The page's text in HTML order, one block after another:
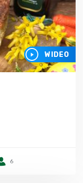
WIDEO
6